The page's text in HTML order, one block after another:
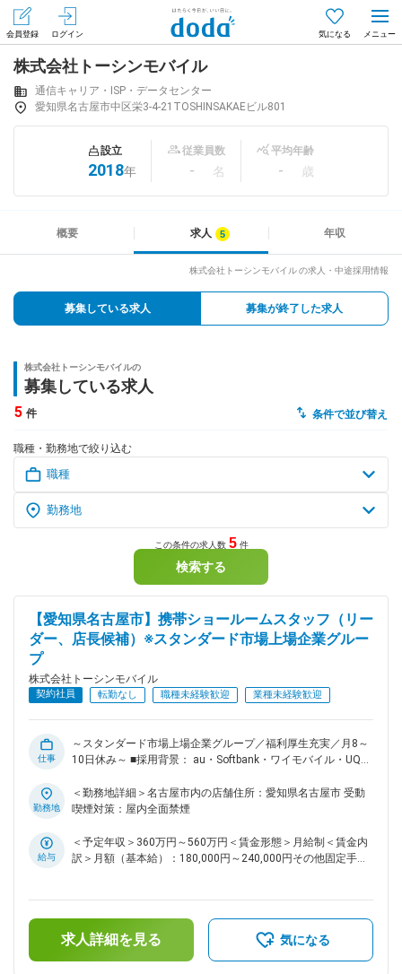
会員登録 ログイン 気になる
会員登録（無料）
はじめてdodaをご利用される方へ
求人を紹介してもらう
知りたい・聞きたい
専門サイト
対応時間：10:00～22:00(日曜・年末年始を除く)
自動案内は24時間365日対応
転職の「モヤモヤ」、一人で悩まず
気軽に相談してみませんか？
dodaの使い方は？
ヘルプ
株式会社トーシンモバイル
通信キャリア・ISP・データセンター
愛知県名古屋市中区栄3-4-21TOSHINSAKAEビル801
設立
2018年
従業員数
- 名
平均年齢
- 歳
概要 求人 年収
株式会社トーシンモバイル の求人・中途採用情報
募集している求人 募集が終了した求人
株式会社トーシンモバイルの
募集している求人
5 件 条件で並び替え
職種・勤務地で絞り込む
この条件の求人数 5件
検索する
【愛知県名古屋市】携帯ショールームスタッフ（リー
ダー、店長候補）※スタンダード市場上場企業グルー
プ
株式会社トーシンモバイル
契約社員 転勤なし 職種未経験歓迎 業種未経験歓迎
仕事
～スタンダード市場上場企業グループ／福利厚生充実／月8～
10日休み～ ■採用背景： au・Softbank・ワイモバイル・UQス
社。愛知県を中心に、4県にわたってショップを展開していま
す。顧客満足度をさらに高めていくためにも、接客に力を入れ
「初めてスマホにする」というお客様に簡単なスマホの使い方
をレクチャーしたり、料金プランにお悩みの方にアドバイスを
ュニケーションを日々、感じながら働けます！ ■業務内容：
携帯ショールームスタッフとして、新規申込／機種変更／プラ
ン変更等の携帯電話の各種契約手続き、故障の修理相談対応等
勤務地
＜勤務地詳細＞名古屋市内の店舗住所：愛知県名古屋市 受動
喫煙対策：屋内全面禁煙
給与
＜予定年収＞360万円～560万円＜賃金形態＞月給制＜賃金内
訳＞月額（基本給）：180,000円～240,000円その他固定手当/
手当を含む）＜昇給有無＞有＜残業手当＞有＜給与補足＞・昇
給年1回（7月※特別昇給随時あり）・賞与年2回（7月、12月※
昨年度実績：年2回）賃金はあくまでも目安の金額であり、選
求人詳細を見る 気になる